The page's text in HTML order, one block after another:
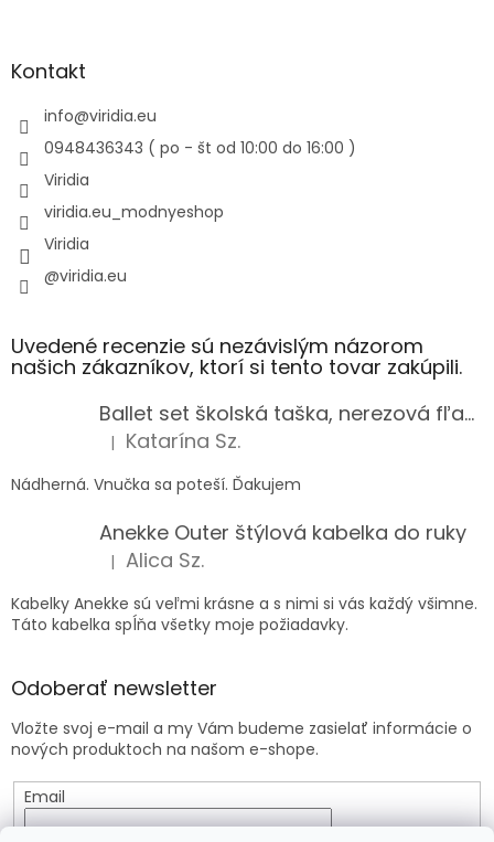
Kontakt
info@viridia.eu
0948436343 ( po - št od 10:00 do 16:00 )
Viridia
viridia.eu_modnyeshop
Viridia
@viridia.eu
Uvedené recenzie sú nezávislým názorom
našich zákazníkov, ktorí si tento tovar zakúpili.
Ballet set školská taška, nerezová fľaša a plný peračník s motívom baletky pre dievča
Hodnotenie produktu je 5 z 5 hviezdičiek.
| Katarína Sz.
Nádherná. Vnučka sa poteší. Ďakujem
Anekke Outer štýlová kabelka do ruky
Hodnotenie produktu je 5 z 5 hviezdičiek.
| Alica Sz.
Kabelky Anekke sú veľmi krásne a s nimi si vás každý všimne.
Táto kabelka spĺňa všetky moje požiadavky.
Odoberať newsletter
Vložte svoj e-mail a my Vám budeme zasielať informácie o
nových produktoch na našom e-shope.
Email